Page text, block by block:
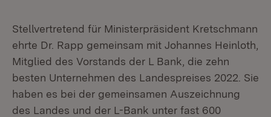
Stellvertretend für Ministerpräsident Kretschmann
ehrte Dr. Rapp gemeinsam mit Johannes Heinloth,
Mitglied des Vorstands der L Bank, die zehn
besten Unternehmen des Landespreises 2022. Sie
haben es bei der gemeinsamen Auszeichnung
des Landes und der L-Bank unter fast 600